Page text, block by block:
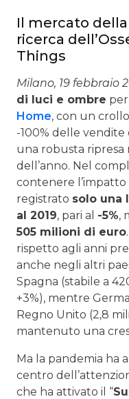
Il mercato della
ricerca
Things
Milano, 19 febbraio
di luci e ombre per
Home, con un
-100% delle
una robusta ripresa
dell’anno. Nel
contenere l’impatto
registrato solo una
al 2019, pari al -5%,
505 milioni di euro
rispetto agli anni
anche negli altri
Spagna (stabile a
+3%), mentre
Regno Unito (2,8
mantenuto una
Ma la pandemia ha
centro
che ha attivato il “